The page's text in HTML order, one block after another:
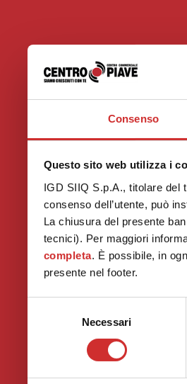
Consenso
Questo sito web utilizza i
IGD SIIQ S.p.A., titolare del
consenso dell’utente, può
La chiusura del presente
tecnici). Per maggiori
completa. È possibile, in
presente nel footer.
Necessari